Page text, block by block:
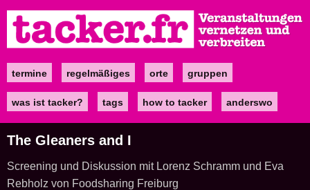
zum
Inhalt
Maintermine regelmäßiges orte gruppen
was ist tacker? tags how to tacker anderswo
The Gleaners and I
Screening und Diskussion mit Lorenz Schramm und Eva
Rebholz von Foodsharing Freiburg